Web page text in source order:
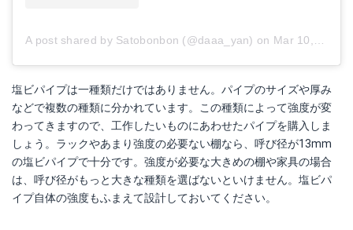
A post shared by Satobonbon (@daaa_yan) on Mar 10, 2017 at 10:06pm PST
塩ビパイプは一種類だけではありません。パイプのサイズや厚み
などで複数の種類に分かれています。この種類によって強度が変
わってきますので、工作したいものにあわせたパイプを購入しま
しょう。ラックやあまり強度の必要ない棚なら、呼び径が13mm
の塩ビパイプで十分です。強度が必要な大きめの棚や家具の場合
は、呼び径がもっと大きな種類を選ばないといけません。塩ビパ
イプ自体の強度もふまえて設計しておいてください。